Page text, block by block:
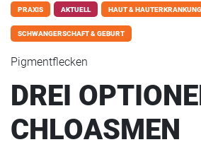
PRAXIS AKTUELL HAUT &
SCHWANGERSCHAFT & GEBURT
Pigmentflecken
DREI
CHLOASMEN